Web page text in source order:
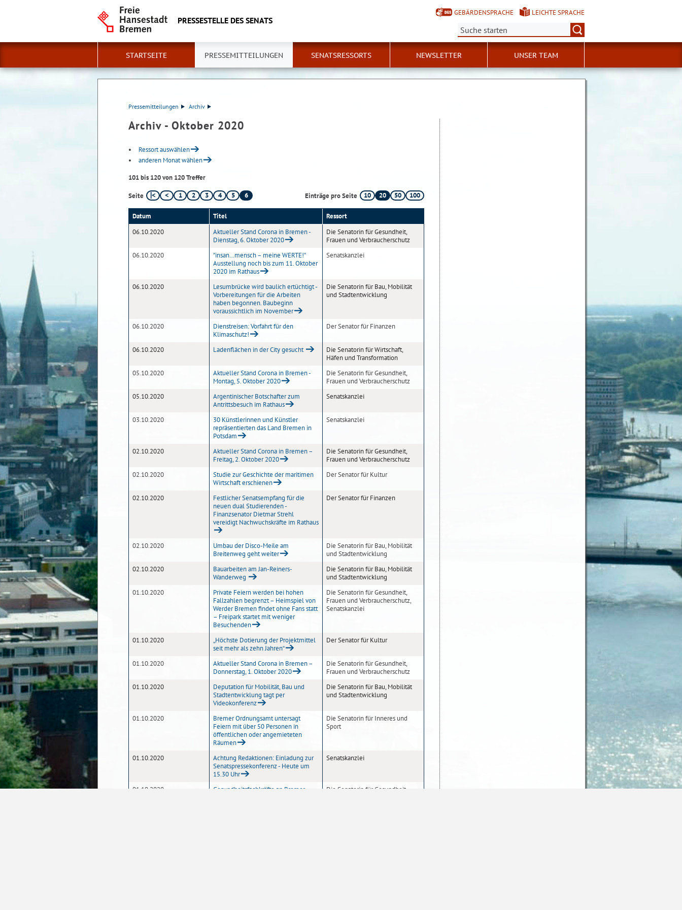
PRESSESTELLE DES SENATS
GEBÄRDENSPRACHE
LEICHTE SPRACHE
Suche:
STARTSEITE PRESSEMITTEILUNGEN SENATSRESSORTS NEWSLETTER UNSER TEAM
Pressemitteilungen Archiv
Archiv - Oktober 2020
Ressort auswählen
anderen Monat wählen
101 bis 120 von 120 Treffer
Seite 1 2 3 4 5 6 Einträge pro Seite 10 20 50 100
Datum Titel
Ressort
06.10.2020
Aktueller Stand Corona in Bremen -
Dienstag, 6. Oktober 2020
Die Senatorin für Gesundheit,
Frauen und Verbraucherschutz
06.10.2020
"insan…mensch – meine WERTE!"
Ausstellung noch bis zum 11. Oktober
2020 im Rathaus
Senatskanzlei
06.10.2020
Lesumbrücke wird baulich ertüchtigt -
Vorbereitungen für die Arbeiten
haben begonnen. Baubeginn
voraussichtlich im November
Die Senatorin für Bau, Mobilität
und Stadtentwicklung
06.10.2020
Dienstreisen: Vorfahrt für den
Klimaschutz!
Der Senator für Finanzen
06.10.2020 Ladenflächen in der City gesucht
Die Senatorin für Wirtschaft,
Häfen und Transformation
05.10.2020
Aktueller Stand Corona in Bremen -
Montag, 5. Oktober 2020
Die Senatorin für Gesundheit,
Frauen und Verbraucherschutz
05.10.2020
Argentinischer Botschafter zum
Antrittsbesuch im Rathaus
Senatskanzlei
03.10.2020
30 Künstlerinnen und Künstler
repräsentierten das Land Bremen in
Potsdam
Senatskanzlei
02.10.2020
Aktueller Stand Corona in Bremen –
Freitag, 2. Oktober 2020
Die Senatorin für Gesundheit,
Frauen und Verbraucherschutz
02.10.2020
Studie zur Geschichte der maritimen
Wirtschaft erschienen
Der Senator für Kultur
02.10.2020
Festlicher Senatsempfang für die
neuen dual Studierenden -
Finanzsenator Dietmar Strehl
vereidigt Nachwuchskräfte im Rathaus
Der Senator für Finanzen
02.10.2020
Umbau der Disco-Meile am
Breitenweg geht weiter
Die Senatorin für Bau, Mobilität
und Stadtentwicklung
02.10.2020
Bauarbeiten am Jan-Reiners-
Wanderweg
Die Senatorin für Bau, Mobilität
und Stadtentwicklung
01.10.2020
Private Feiern werden bei hohen
Fallzahlen begrenzt – Heimspiel von
Werder Bremen findet ohne Fans statt
– Freipark startet mit weniger
Besuchenden
Die Senatorin für Gesundheit,
Frauen und Verbraucherschutz,
Senatskanzlei
01.10.2020
„Höchste Dotierung der Projektmittel
seit mehr als zehn Jahren“
Der Senator für Kultur
01.10.2020
Aktueller Stand Corona in Bremen –
Donnerstag, 1. Oktober 2020
Die Senatorin für Gesundheit,
Frauen und Verbraucherschutz
01.10.2020
Deputation für Mobilität, Bau und
Stadtentwicklung tagt per
Videokonferenz
Die Senatorin für Bau, Mobilität
und Stadtentwicklung
01.10.2020
Bremer Ordnungsamt untersagt
Feiern mit über 50 Personen in
öffentlichen oder angemieteten
Räumen
Die Senatorin für Inneres und
Sport
01.10.2020
Achtung Redaktionen: Einladung zur
Senatspressekonferenz - Heute um
15.30 Uhr
Senatskanzlei
01.10.2020
Gesundheitsfachkräfte an Bremer
Die Senatorin für Gesundheit,